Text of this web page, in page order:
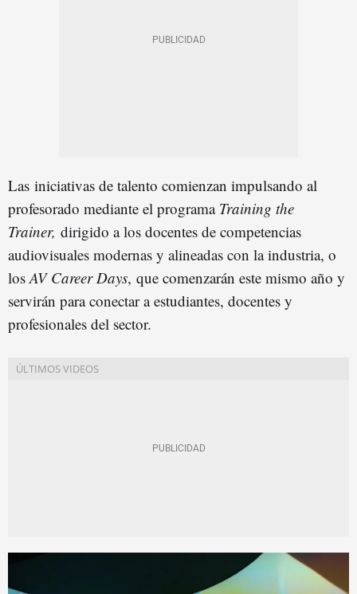
Las iniciativas de talento comienzan impulsando al
profesorado mediante el programa Training the
Trainer, dirigido a los docentes de competencias
audiovisuales modernas y alineadas con la industria, o
los AV Career Days, que comenzarán este mismo año y
servirán para conectar a estudiantes, docentes y
profesionales del sector.